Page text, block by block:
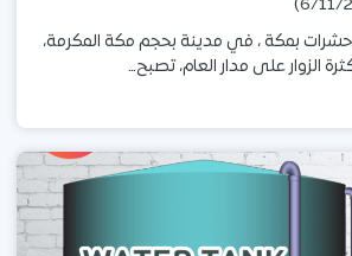
بمكة ، في مدينة بحجم مكة المكرمة،
الزوار على مدار العام، تصبح…